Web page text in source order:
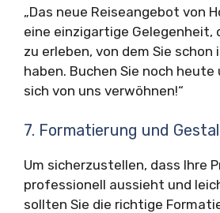
„Das neue Reiseangebot von
eine einzigartige Gelegenheit,
zu erleben, von dem Sie
haben. Buchen Sie noch heute
sich von uns verwöhnen!“
7. Formatierung und
Um sicherzustellen, dass Ihre
professionell aussieht und
sollten Sie die richtige